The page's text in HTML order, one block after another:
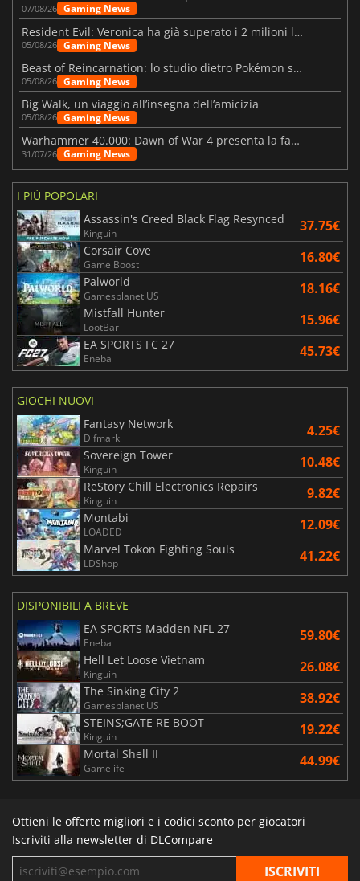
07/08/26 Gaming News
Resident Evil: Veronica ha già superato i 2 milioni liste dei desideri
05/08/26 Gaming News
Beast of Reincarnation: lo studio dietro Pokémon su una nuova strada
05/08/26 Gaming News
Big Walk, un viaggio all’insegna dell’amicizia
05/08/26 Gaming News
Warhammer 40.000: Dawn of War 4 presenta la fazione dei Necron
31/07/26 Gaming News
I PIÙ POPOLARI
Assassin's Creed Black Flag Resynced
Kinguin 37.75€
Corsair Cove
Game Boost 16.80€
Palworld
Gamesplanet US 18.16€
Mistfall Hunter
LootBar 15.96€
EA SPORTS FC 27
Eneba 45.73€
GIOCHI NUOVI
Fantasy Network
Difmark 4.25€
Sovereign Tower
Kinguin 10.48€
ReStory Chill Electronics Repairs
Kinguin 9.82€
Montabi
LOADED 12.09€
Marvel Tokon Fighting Souls
LDShop 41.22€
DISPONIBILI A BREVE
EA SPORTS Madden NFL 27
Eneba 59.80€
Hell Let Loose Vietnam
Kinguin 26.08€
The Sinking City 2
Gamesplanet US 38.92€
STEINS;GATE RE BOOT
Kinguin 19.22€
Mortal Shell II
Gamelife 44.99€
Ottieni le offerte migliori e i codici sconto per giocatori
Iscriviti alla newsletter di DLCompare